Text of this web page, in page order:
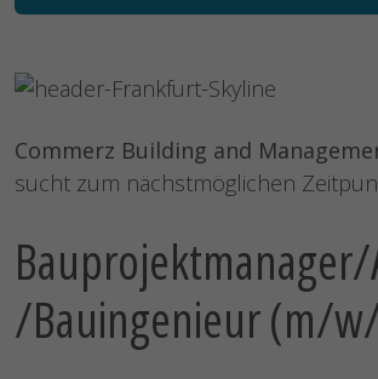
Commerz Building and
sucht zum nächstmöglichen
/Bauingenieur